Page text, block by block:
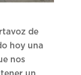
de
hoy una
nos